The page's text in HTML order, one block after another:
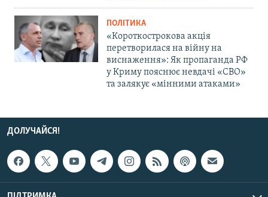
ПОЛІТИКА
«Короткострокова акція
перетворилася на війну на
виснаження»: Як пропаганда РФ
у Криму пояснює невдачі «СВО»
та залякує «мінними атаками»
ДОЛУЧАЙСЯ!